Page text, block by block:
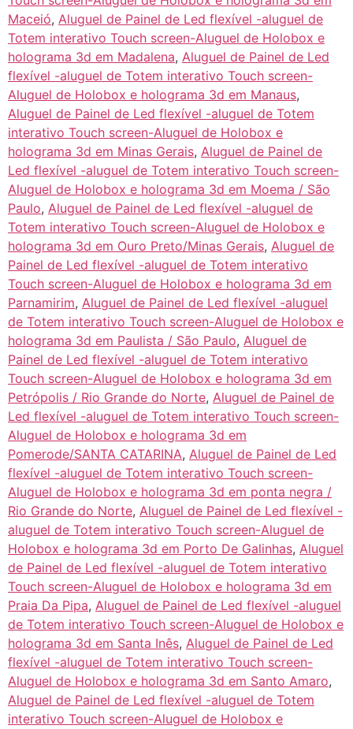
Maceió, Aluguel de Painel de Led flexível -aluguel de
Totem interativo Touch screen-Aluguel de Holobox e
holograma 3d em Madalena, Aluguel de Painel de Led
flexível -aluguel de Totem interativo Touch screen-
Aluguel de Holobox e holograma 3d em Manaus,
Aluguel de Painel de Led flexível -aluguel de Totem
interativo Touch screen-Aluguel de Holobox e
holograma 3d em Minas Gerais, Aluguel de Painel de
Led flexível -aluguel de Totem interativo Touch screen-
Aluguel de Holobox e holograma 3d em Moema / São
Paulo, Aluguel de Painel de Led flexível -aluguel de
Totem interativo Touch screen-Aluguel de Holobox e
holograma 3d em Ouro Preto/Minas Gerais, Aluguel de
Painel de Led flexível -aluguel de Totem interativo
Touch screen-Aluguel de Holobox e holograma 3d em
Parnamirim, Aluguel de Painel de Led flexível -aluguel
de Totem interativo Touch screen-Aluguel de Holobox e
holograma 3d em Paulista / São Paulo, Aluguel de
Painel de Led flexível -aluguel de Totem interativo
Touch screen-Aluguel de Holobox e holograma 3d em
Petrópolis / Rio Grande do Norte, Aluguel de Painel de
Led flexível -aluguel de Totem interativo Touch screen-
Aluguel de Holobox e holograma 3d em
Pomerode/SANTA CATARINA, Aluguel de Painel de Led
flexível -aluguel de Totem interativo Touch screen-
Aluguel de Holobox e holograma 3d em ponta negra /
Rio Grande do Norte, Aluguel de Painel de Led flexível -
aluguel de Totem interativo Touch screen-Aluguel de
Holobox e holograma 3d em Porto De Galinhas, Aluguel
de Painel de Led flexível -aluguel de Totem interativo
Touch screen-Aluguel de Holobox e holograma 3d em
Praia Da Pipa, Aluguel de Painel de Led flexível -aluguel
de Totem interativo Touch screen-Aluguel de Holobox e
holograma 3d em Santa Inês, Aluguel de Painel de Led
flexível -aluguel de Totem interativo Touch screen-
Aluguel de Holobox e holograma 3d em Santo Amaro,
Aluguel de Painel de Led flexível -aluguel de Totem
interativo Touch screen-Aluguel de Holobox e